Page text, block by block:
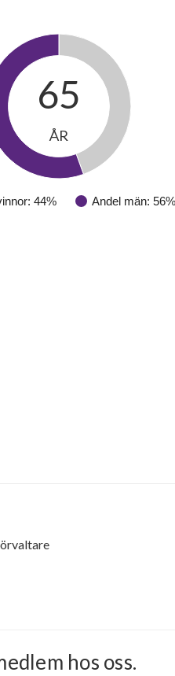
44% Andel män: 56%
65
ÅR
hos oss.